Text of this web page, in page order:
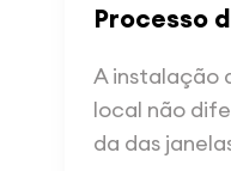
Processo
A instalação
local não
da das